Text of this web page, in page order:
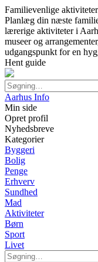
Familievenlige
Planlæg din næste
lærerige aktiviteter i
museer og
udgangspunkt for en
Hent guide
Aarhus Info
Min side
Opret profil
Nyhedsbreve
Kategorier
Byggeri
Bolig
Penge
Erhverv
Sundhed
Mad
Aktiviteter
Børn
Sport
Livet